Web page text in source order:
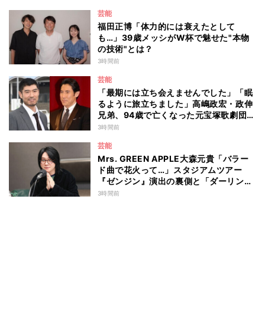
芸能
福田正博「体力的には衰えたとして
も…」39歳メッシがW杯で魅せた"本物
の技術"とは？
3時間前
芸能
「最期には立ち会えませんでした」「眠
るように旅立ちました」高嶋政宏・政伸
兄弟、94歳で亡くなった元宝塚歌劇団ト
ップスターの母・寿美花代を追悼 ここ
いた
3時間前
芸能
Mrs. GREEN APPLE大森元貴「バラー
ド曲で花火って…」スタジアムツアー
『ゼンジン』演出の裏側と「ダーリン」
への思いを語る
3時間前